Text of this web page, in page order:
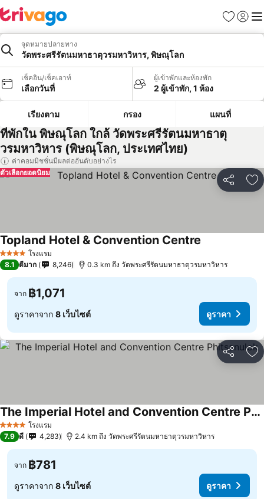
รายการโป
เข้าสู่ร
เมนู
จุดหมายปลายทาง
วัดพระศรีรัตนมหาธาตุวรมหาวิหาร, พิษณุโลก
เช็คอิน/เช็คเอาท์
เลือกวันที่
ผู้เข้าพักและห้องพัก
2 ผู้เข้าพัก, 1 ห้อง
เรียงตาม กรอง แผนที่
ที่พักใน พิษณุโลก ใกล้ วัดพระศรีรัตนมหาธาตุ
วรมหาวิหาร (พิษณุโลก, ประเทศไทย)
ค่าคอมมิชชั่นมีผลต่ออันดับอย่างไร
แชร์ เ
ตัวเลือกยอดนิยม
4 ดาว โรงแรม
Topland Hotel & Convention Centre
8.1 ดีมาก 8,246 0.3 km ถึง วัดพระศรีรัตนมหาธาตุวรมหาวิหาร
จาก ฿1,071
ดูราคาจาก 8 เว็บไซต์ ดูราคา
แชร์ เ
4 ดาว โรงแรม
The Imperial Hotel and Convention Centre Phitsanulok
7.9 ดี 4,283 2.4 km ถึง วัดพระศรีรัตนมหาธาตุวรมหาวิหาร
จาก ฿781
ดูราคาจาก 8 เว็บไซต์ ดูราคา